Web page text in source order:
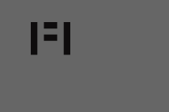
innehåll